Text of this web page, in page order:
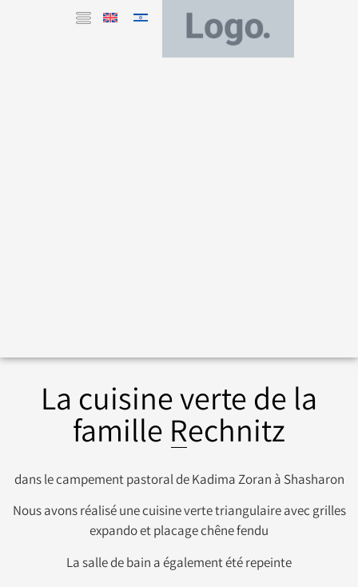
La cuisine verte de la
famille Rechnitz
dans le campement pastoral de Kadima Zoran à Shasharon
Nous avons réalisé une cuisine verte triangulaire avec grilles
expando et placage chêne fendu
La salle de bain a également été repeinte